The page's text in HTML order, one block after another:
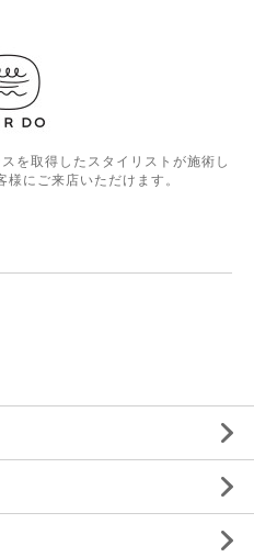
を取得したスタイリストが施術し
にご来店いただけます。